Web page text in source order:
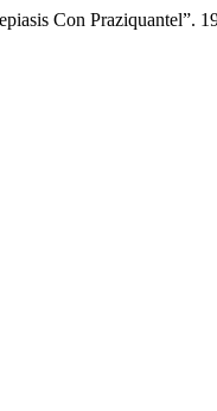
Con Praziquantel”.